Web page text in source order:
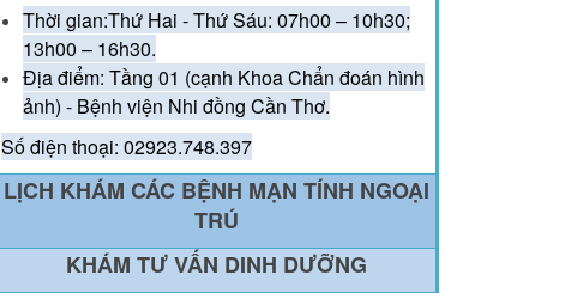
Thời gian:Thứ Hai - Thứ Sáu: 07h00 – 10h30;
13h00 – 16h30.
Địa điểm: Tầng 01 (cạnh Khoa Chẩn đoán hình
ảnh) - Bệnh viện Nhi đồng Cần Thơ.
Số điện thoại: 02923.748.397
LỊCH KHÁM CÁC BỆNH MẠN TÍNH NGOẠI
TRÚ
KHÁM TƯ VẤN DINH DƯỠNG